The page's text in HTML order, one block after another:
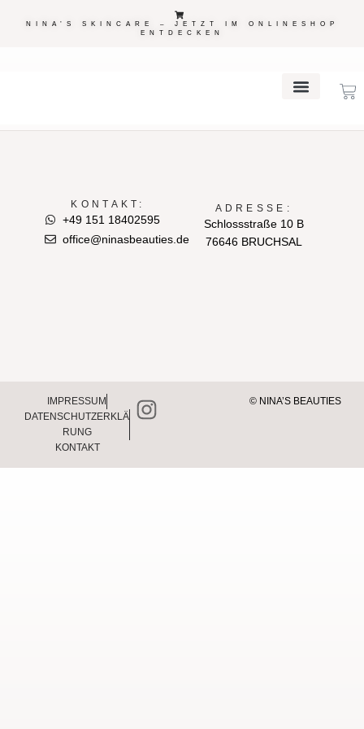
NINA’S SKINCARE – JETZT IM ONLINESHOP
ENTDECKEN
KONTAKT:
+49 151 18402595
office@ninasbeauties.de
ADRESSE:
Schlossstraße 10 B
76646 BRUCHSAL
IMPRESSUM
DATENSCHUTZERKLÄ
RUNG
KONTAKT
© NINA’S BEAUTIES